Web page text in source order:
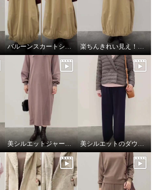
バルーンスカートシルエット比較 楽ちんきれい見え！春コーデ
美シルエットジャージーワンピース 美シルエットのダウンジャケット